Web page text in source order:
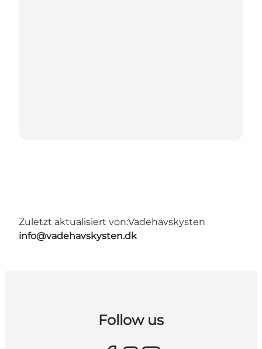
Zuletzt aktualisiert von:Vadehavskysten
info@vadehavskysten.dk
Follow us